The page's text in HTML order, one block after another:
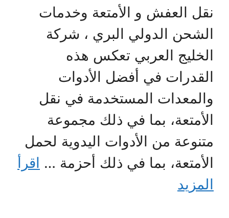
نقل العفش و الأمتعة وخدمات
الشحن الدولي البري ، شركة
الخليج العربي تعكس هذه
القدرات في أفضل الأدوات
والمعدات المستخدمة في نقل
الأمتعة، بما في ذلك مجموعة
متنوعة من الأدوات اليدوية لحمل
الأمتعة، بما في ذلك أحزمة … اقرأ
المزيد